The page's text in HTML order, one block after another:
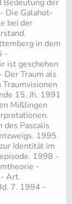
Bedeutung der
Die Galahot-
bei der
in dem
-
ist geschehen
Der Traum als
15. Jh. 1991
Mißlingen
des Pascalis
1995
Identität im
1998 -
-
Art.
7. 1994 -